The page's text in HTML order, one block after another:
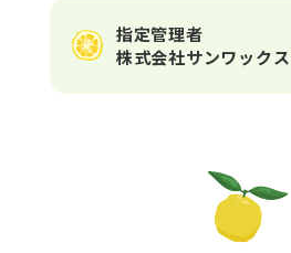
指定管理者
株式会社サンワックス